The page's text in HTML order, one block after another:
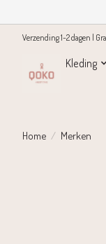
Verzending 1-2 dagen |
Kleding
Home / Merken